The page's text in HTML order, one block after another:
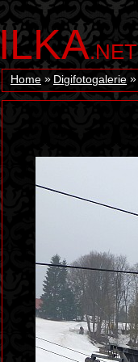
.NET
Home Digifotogalerie